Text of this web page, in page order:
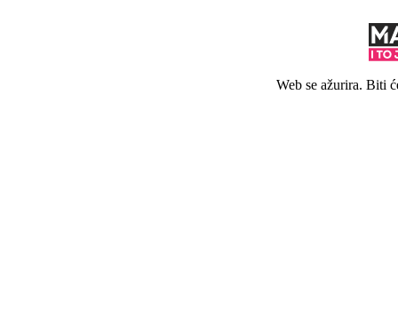
Web se ažurira. Biti